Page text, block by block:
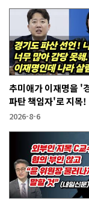
추미애가 이재명을 '
파탄 책임자'로 지목!
2026-8-6